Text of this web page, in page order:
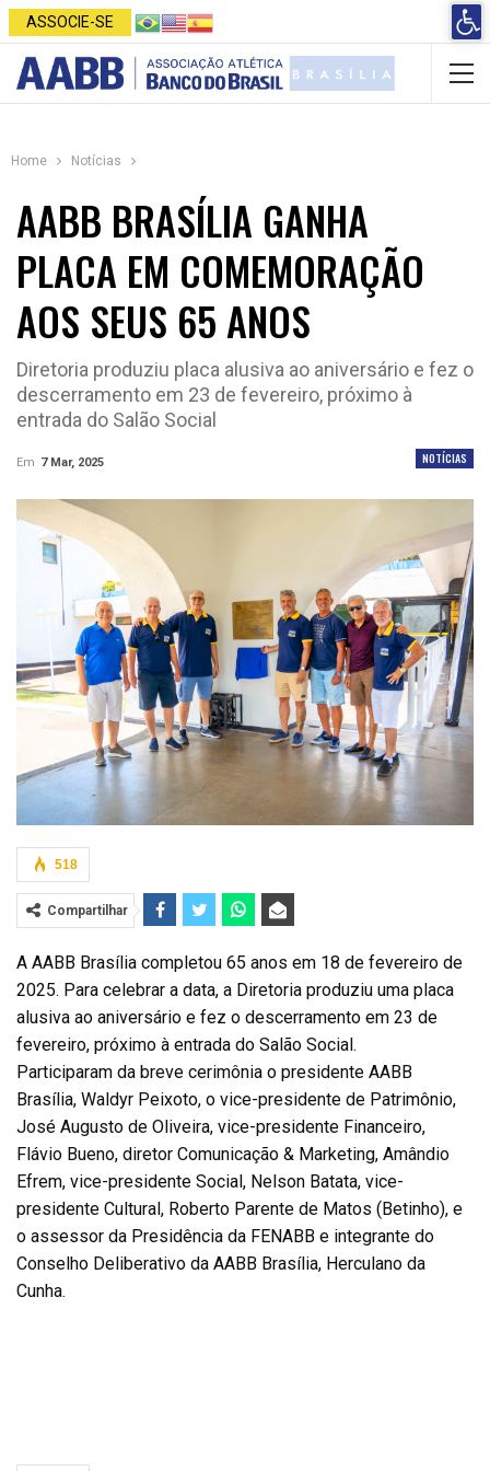
ASSOCIE-SE
Home Notícias
AABB BRASÍLIA GANHA
PLACA EM COMEMORAÇÃO
AOS SEUS 65 ANOS
Diretoria produziu placa alusiva ao aniversário e fez o
descerramento em 23 de fevereiro, próximo à
entrada do Salão Social
NOTÍCIAS
Em 7 Mar, 2025
518
Compartilhar
A AABB Brasília completou 65 anos em 18 de fevereiro de
2025. Para celebrar a data, a Diretoria produziu uma placa
alusiva ao aniversário e fez o descerramento em 23 de
fevereiro, próximo à entrada do Salão Social.
Participaram da breve cerimônia o presidente AABB
Brasília, Waldyr Peixoto, o vice-presidente de Patrimônio,
José Augusto de Oliveira, vice-presidente Financeiro,
Flávio Bueno, diretor Comunicação & Marketing, Amândio
Efrem, vice-presidente Social, Nelson Batata, vice-
presidente Cultural, Roberto Parente de Matos (Betinho), e
o assessor da Presidência da FENABB e integrante do
Conselho Deliberativo da AABB Brasília, Herculano da
Cunha.